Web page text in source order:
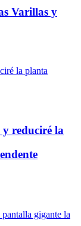
Varillas y
reduciré la